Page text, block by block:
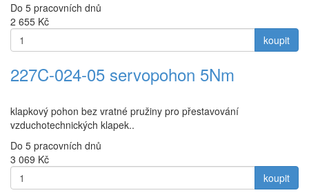
Do 5 pracovních dnů
2 655 Kč
koupit
227C-024-05 servopohon 5Nm
klapkový pohon bez vratné pružiny pro přestavování
vzduchotechnických klapek..
Do 5 pracovních dnů
3 069 Kč
koupit